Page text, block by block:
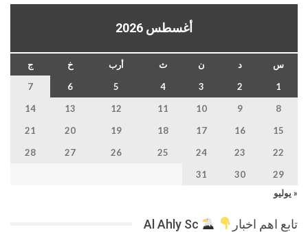
أغسطس 2026
س د ن ث أرب خ
ج
1
2
3
4
5
6
7
8
9
10
11
12
13
14
15
16
17
18
19
20
21
22
23
24
25
26
27
28
29
30
31
« يوليو
تابع اهم اخبار